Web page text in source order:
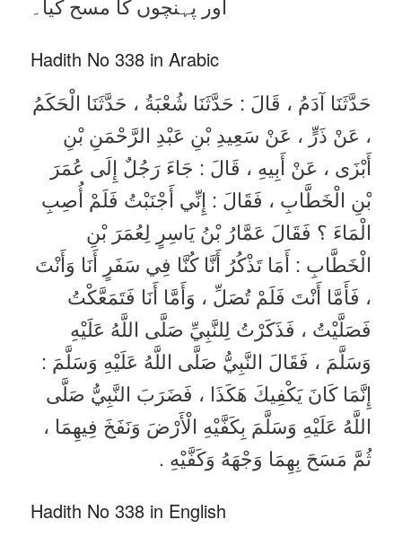
اور پہنچوں کا مسح کیا۔
Hadith No 338 in Arabic
حَدَّثَنَا آدَمُ ، قَالَ : حَدَّثَنَا شُعْبَةُ ، حَدَّثَنَا الْحَكَمُ
، عَنْ ذَرٍّ ، عَنْ سَعِيدِ بْنِ عَبْدِ الرَّحْمَنِ بْنِ
أَبْزَى ، عَنْ أَبِيهِ ، قَالَ : جَاءَ رَجُلٌ إِلَى عُمَرَ
بْنِ الْخَطَّابِ ، فَقَالَ : إِنِّي أَجْنَبْتُ فَلَمْ أُصِبِ
الْمَاءَ ؟ فَقَالَ عَمَّارُ بْنُ يَاسِرٍ لِعُمَرَ بْنِ
الْخَطَّابِ : أَمَا تَذْكُرُ أَنَّا كُنَّا فِي سَفَرٍ أَنَا وَأَنْتَ
، فَأَمَّا أَنْتَ فَلَمْ تُصَلِّ ، وَأَمَّا أَنَا فَتَمَعَّكْتُ
فَصَلَّيْتُ ، فَذَكَرْتُ لِلنَّبِيِّ صَلَّى اللَّهُ عَلَيْهِ
وَسَلَّمَ ، فَقَالَ النَّبِيُّ صَلَّى اللَّهُ عَلَيْهِ وَسَلَّمَ :
إِنَّمَا كَانَ يَكْفِيكَ هَكَذَا ، فَضَرَبَ النَّبِيُّ صَلَّى
اللَّهُ عَلَيْهِ وَسَلَّمَ بِكَفَّيْهِ الْأَرْضَ وَنَفَخَ فِيهِمَا ،
ثُمَّ مَسَحَ بِهِمَا وَجْهَهُ وَكَفَّيْهِ .
Hadith No 338 in English